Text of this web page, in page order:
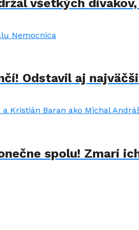
všetkých
Odstavil aj
spolu! Zmarí